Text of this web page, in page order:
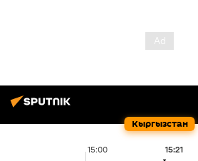
Кыргызстан
15:00 15:21